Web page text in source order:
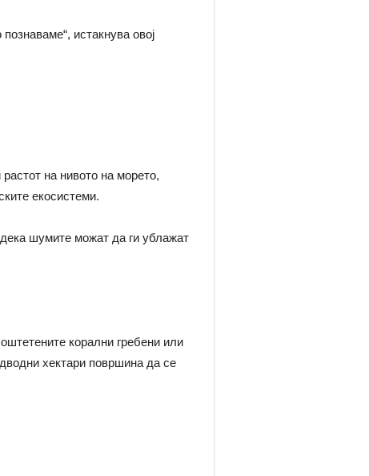
истакнува овој
на нивото на морето,
екосистеми.
шумите можат да ги ублажат
корални гребени или
хектари површина да се